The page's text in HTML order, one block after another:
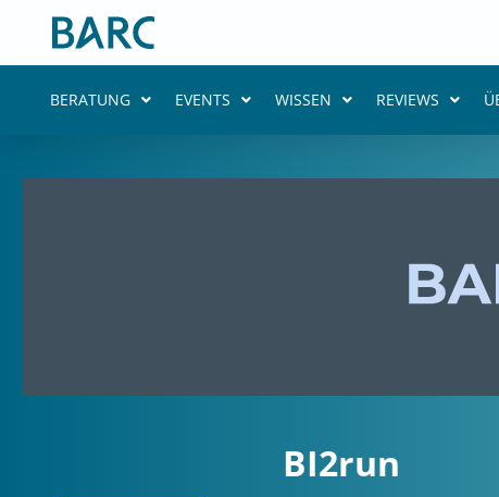
BERATUNG EVENTS WISSEN REVIEWS
BI2run